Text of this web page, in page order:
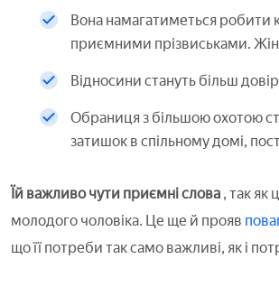
Вона намагатиметься робити
приємними прізвиськами.
Відносини стануть більш
Обраниця з більшою охотою
затишок в спільному домі,
Їй важливо чути приємні слова, так як
молодого чоловіка. Це ще й прояв
що її потреби так само важливі, як і